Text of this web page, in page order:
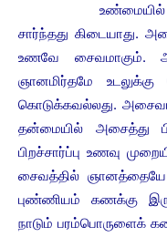
உண்மையில் சைவம்
சார்ந்தது கிடையாது.
உணவே சைவமாகும்.
ஞானமிர்தமே
கொடுக்கவல்லது.
தன்மையில் அசைத்து
பிறச்சார்ப்பு உணவு
சைவத்தில்
புண்ணியம் கணக்கு
நாடும் பரம்பொருளைக்